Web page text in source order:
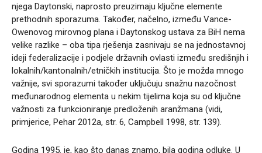
njega Daytonski, naprosto preuzimaju ključne elemente
prethodnih sporazuma. Također, načelno, između Vance-
Owenovog mirovnog plana i Daytonskog ustava za BiH nema
velike razlike – oba tipa rješenja zasnivaju se na jednostavnoj
ideji federalizacije i podjele državnih ovlasti između središnjih i
lokalnih/kantonalnih/etničkih institucija. Što je možda mnogo
važnije, svi sporazumi također uključuju snažnu nazočnost
međunarodnog elementa u nekim tijelima koja su od ključne
važnosti za funkcioniranje predloženih aranžmana (vidi,
primjerice, Pehar 2012a, str. 6, Campbell 1998, str. 139).
Godina 1995. je, kao što danas znamo, bila godina odluke. U